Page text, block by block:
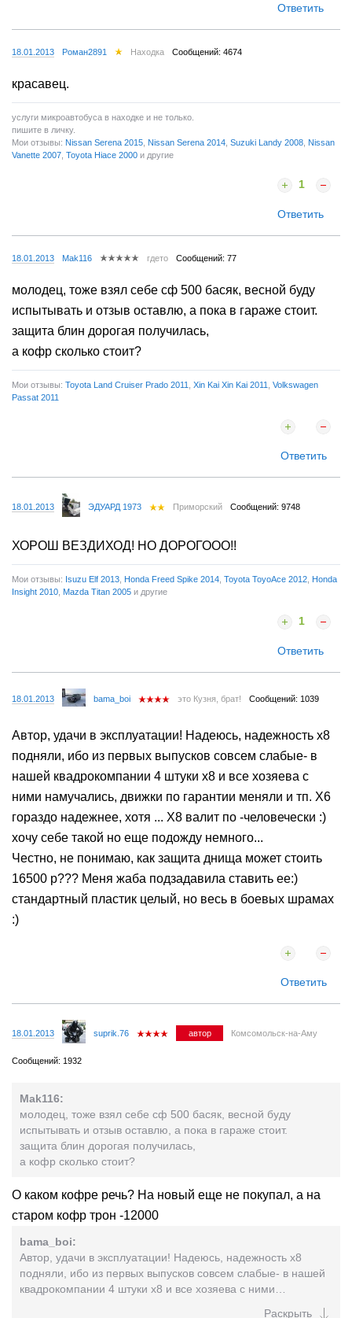
Ответить
18.01.2013 Роман2891 Находка Сообщений: 4674
красавец.
услуги микроавтобуса в находке и не только.
пишите в личку.
Мои отзывы: Nissan Serena 2015 Nissan Serena 2014 Suzuki Landy 2008 Nissan
Vanette 2007 Toyota Hiace 2000 и другие
1
Ответить
18.01.2013 Mak116 гдето Сообщений: 77
молодец, тоже взял себе сф 500 басяк, весной буду
испытывать и отзыв оставлю, а пока в гараже стоит.
защита блин дорогая получилась,
а кофр сколько стоит?
Мои отзывы: Toyota Land Cruiser Prado 2011 Xin Kai Xin Kai 2011
Volkswagen
Passat 2011
Ответить
18.01.2013 ЭДУАРД 1973 Приморский Сообщений: 9748
ХОРОШ ВЕЗДИХОД! НО ДОРОГООО!!
Мои отзывы: Isuzu Elf 2013 Honda Freed Spike 2014 Toyota ToyoAce 2012
Honda
Insight 2010 Mazda Titan 2005 и другие
1
Ответить
18.01.2013 bama_boi это Кузня, брат! Сообщений: 1039
Автор, удачи в эксплуатации! Надеюсь, надежность х8
подняли, ибо из первых выпусков совсем слабые- в
нашей квадрокомпании 4 штуки х8 и все хозяева с
ними намучались, движки по гарантии меняли и тп. Х6
гораздо надежнее, хотя ... Х8 валит по -человечески :)
хочу себе такой но еще подожду немного...
Честно, не понимаю, как защита днища может стоить
16500 р??? Меня жаба подзадавила ставить ее:)
стандартный пластик целый, но весь в боевых шрамах
:)
Ответить
18.01.2013 suprik.76 автор Комсомольск-на-Аму
Сообщений: 1932
Mak116:
молодец, тоже взял себе сф 500 басяк, весной буду
испытывать и отзыв оставлю, а пока в гараже стоит.
защита блин дорогая получилась,
а кофр сколько стоит?
О каком кофре речь? На новый еще не покупал, а на
старом кофр трон -12000
bama_boi:
Автор, удачи в эксплуатации! Надеюсь, надежность х8
подняли, ибо из первых выпусков совсем слабые- в нашей
квадрокомпании 4 штуки х8 и все хозяева с ними